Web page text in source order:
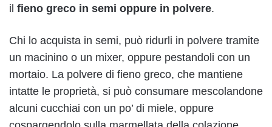
il fieno greco in semi oppure in polvere.
Chi lo acquista in semi, può ridurli in polvere tramite
un macinino o un mixer, oppure pestandoli con un
mortaio. La polvere di fieno greco, che mantiene
intatte le proprietà, si può consumare mescolandone
alcuni cucchiai con un po’ di miele, oppure